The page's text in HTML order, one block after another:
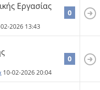
Εργασίας
2026 13:43
0
10-02-202620:04
0